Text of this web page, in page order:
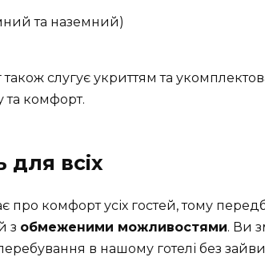
та наземний)
також слугує укриттям та
та комфорт.
для всіх
про комфорт усіх гостей, тому
з обмеженими можливостями. Ви
в нашому готелі без